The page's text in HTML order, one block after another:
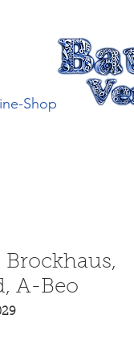
Shop
Brockhaus,
A-Beo